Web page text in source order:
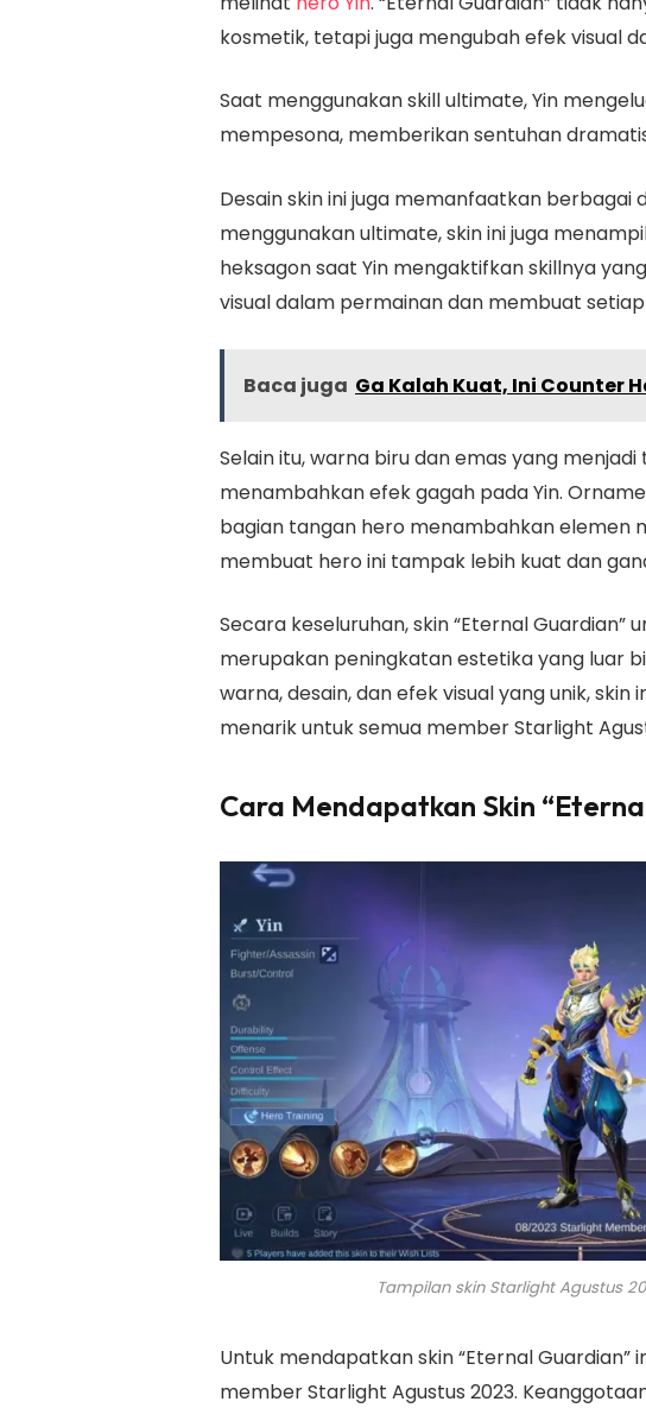
kosmetik, tetapi juga mengubah efek visual
Saat menggunakan skill ultimate, Yin
mempesona, memberikan sentuhan
Desain skin ini juga memanfaatkan berbagai
menggunakan ultimate, skin ini juga
heksagon saat Yin mengaktifkan skillnya
visual dalam permainan dan membuat
Baca juga Ga Kalah Kuat, Ini Counter
Selain itu, warna biru dan emas yang menjadi
menambahkan efek gagah pada Yin.
bagian tangan hero menambahkan elemen
membuat hero ini tampak lebih kuat dan
Secara keseluruhan, skin “Eternal Guardian”
merupakan peningkatan estetika yang luar
warna, desain, dan efek visual yang unik, skin
menarik untuk semua member Starlight
Cara Mendapatkan Skin
Tampilan skin Starlight Agustus
Untuk mendapatkan skin “Eternal Guardian”
member Starlight Agustus 2023.